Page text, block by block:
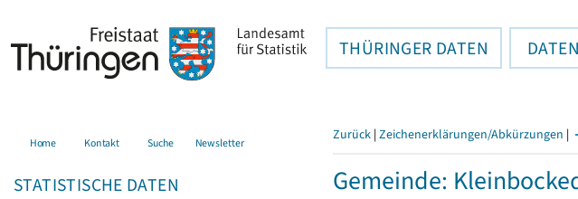
THÜRINGER DATEN
Home Kontakt Suche Newsletter
STATISTISCHE DATEN
Zurück | Zeichenerklärungen/Abkürzungen |
Gemeinde: